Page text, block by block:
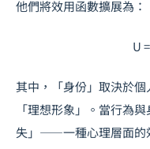
他們將效用函數擴展為：
U
其中，「身份」取決於
「理想形象」。當行為
失」——一種心理層面的